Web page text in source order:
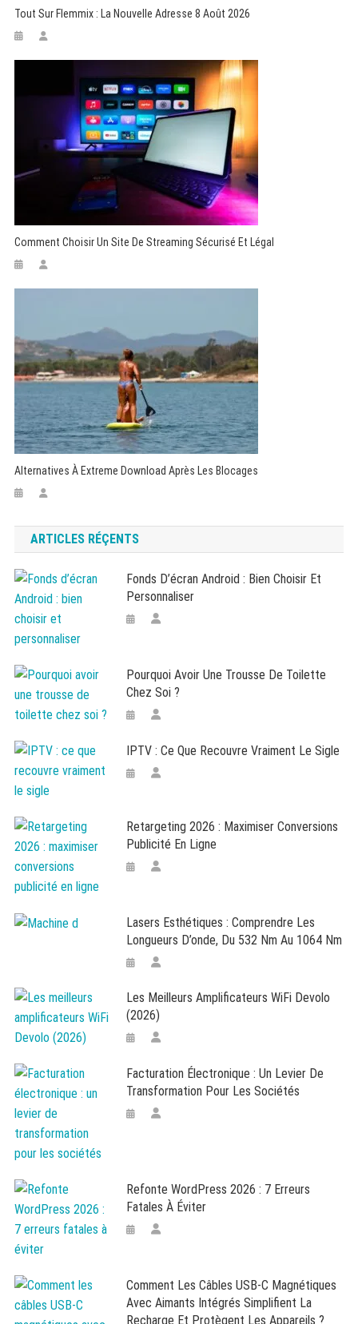
Tout Sur Flemmix : La Nouvelle Adresse 8 Août 2026
Comment Choisir Un Site De Streaming Sécurisé Et Légal
Alternatives À Extreme Download Après Les Blocages
ARTICLES RÉÇENTS
Fonds D’écran Android : Bien Choisir Et
Personnaliser
Pourquoi Avoir Une Trousse De Toilette
Chez Soi ?
IPTV : Ce Que Recouvre Vraiment Le Sigle
Retargeting 2026 : Maximiser Conversions
Publicité En Ligne
Lasers Esthétiques : Comprendre Les
Longueurs D’onde, Du 532 Nm Au 1064 Nm
Les Meilleurs Amplificateurs WiFi Devolo
(2026)
Facturation Électronique : Un Levier De
Transformation Pour Les Sociétés
Refonte WordPress 2026 : 7 Erreurs
Fatales À Éviter
Comment Les Câbles USB-C Magnétiques
Avec Aimants Intégrés Simplifient La
Recharge Et Protègent Les Appareils ?